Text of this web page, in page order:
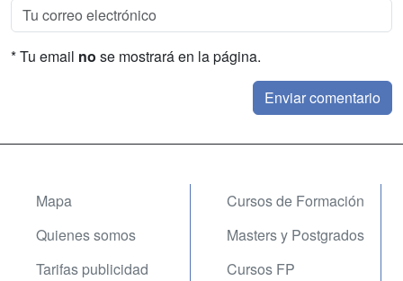
* Tu email no se mostrará en la página.
Mapa
Quienes somos
Tarifas publicidad
Cursos de Formación
Masters y Postgrados
Cursos FP